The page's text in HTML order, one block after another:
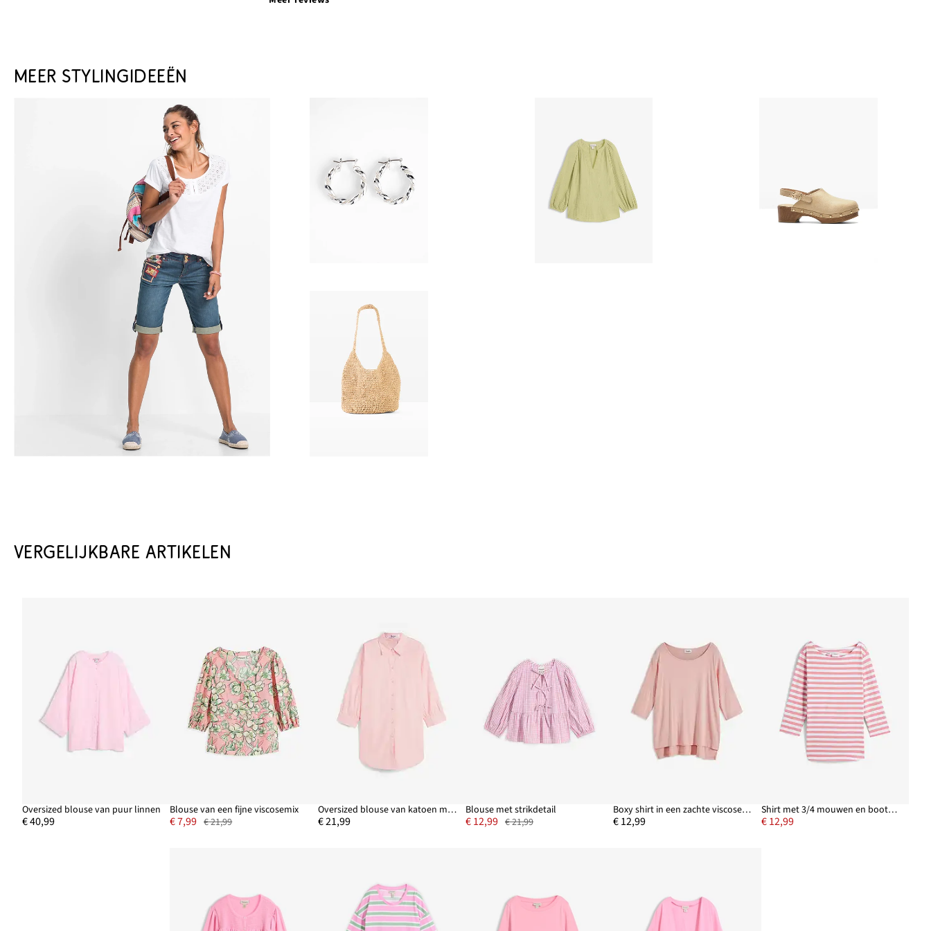
MEER STYLINGIDEEËN
VERGELIJKBARE ARTIKELEN
Oversized blouse van puur linnen
€ 40,99
Blouse van een fijne viscosemix
€ 7,99 € 21,99
Oversized blouse van katoen met 3/4 mouwen
€ 21,99
Blouse met strikdetail
€ 12,99 € 21,99
Boxy shirt in een zachte viscosemix
€ 12,99
Shirt met 3/4 mouwen en boothals
€ 12,99